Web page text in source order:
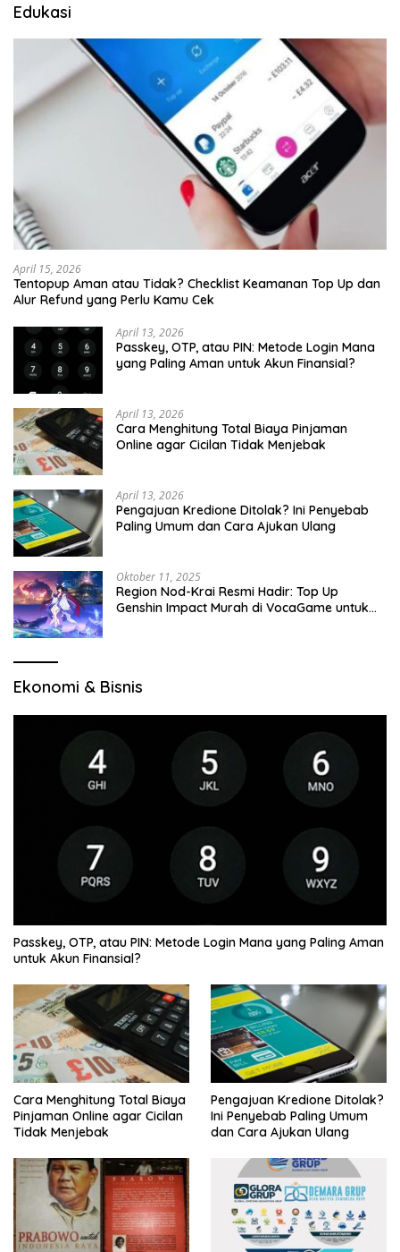
Edukasi
April 15, 2026
Tentopup Aman atau Tidak? Checklist Keamanan Top Up dan
Alur Refund yang Perlu Kamu Cek
April 13, 2026
Passkey, OTP, atau PIN: Metode Login Mana
yang Paling Aman untuk Akun Finansial?
April 13, 2026
Cara Menghitung Total Biaya Pinjaman
Online agar Cicilan Tidak Menjebak
April 13, 2026
Pengajuan Kredione Ditolak? Ini Penyebab
Paling Umum dan Cara Ajukan Ulang
Oktober 11, 2025
Region Nod-Krai Resmi Hadir: Top Up
Genshin Impact Murah di VocaGame untuk
Ekonomi & Bisnis
Passkey, OTP, atau PIN: Metode Login Mana yang Paling Aman
untuk Akun Finansial?
Cara Menghitung Total Biaya
Pinjaman Online agar Cicilan
Tidak Menjebak
Pengajuan Kredione Ditolak?
Ini Penyebab Paling Umum
dan Cara Ajukan Ulang